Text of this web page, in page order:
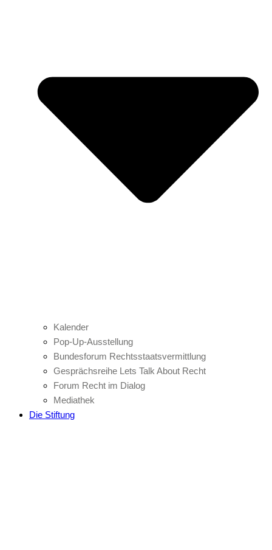
Kalender
Pop-Up-Ausstellung
Bundesforum Rechtsstaatsvermittlung
Gesprächsreihe Lets Talk About Recht
Forum Recht im Dialog
Mediathek
Die Stiftung